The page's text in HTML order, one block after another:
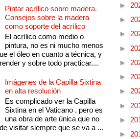
Pintar acrílico sobre madera.
Consejos sobre la madera
como soporte del acrílico
El acrílico como medio o
pintura, no es ni mucho menos
el óleo en cuanto a técnica, y
y sobre todo practicar....
Imágenes de la Capilla Sixtina
en alta resolución
Es complicado ver la Capilla
Sixtina en el Vaticano , pero es
una obra de arte única que no
visitar siempre que se va a ...
►
►
►
►
►
►
►
►
►
►